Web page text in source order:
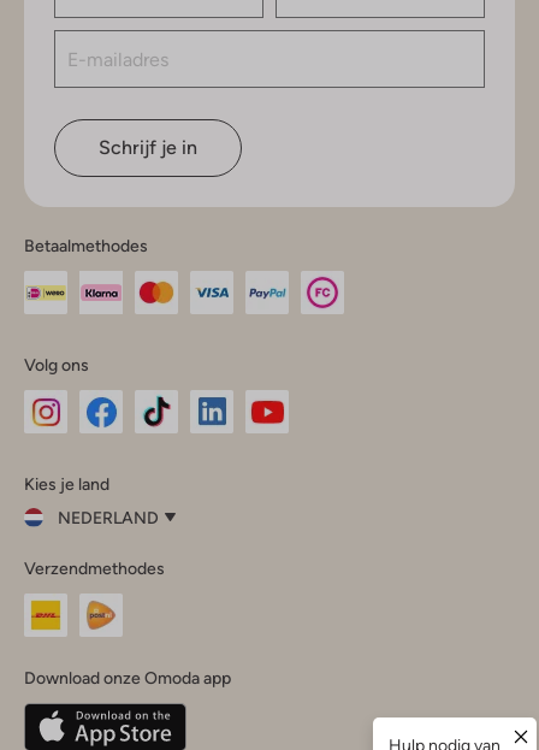
Schrijf je in
Betaalmethodes
Volg ons
InstagramFacebook
Kies je land
NEDERLAND
je
land
Nederland
Belgique(Français)
Deutschland
Verzendmethodes
Download onze Omoda app